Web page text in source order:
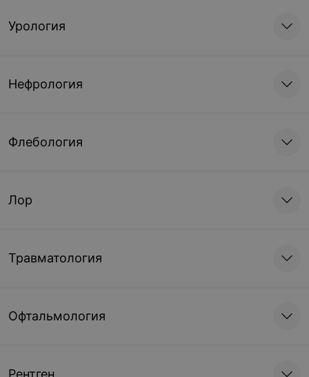
Урология
Нефрология
Флебология
Лор
Травматология
Офтальмология
Рентген